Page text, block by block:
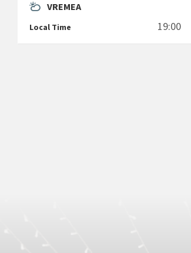
VREMEA
Local Time 19:00